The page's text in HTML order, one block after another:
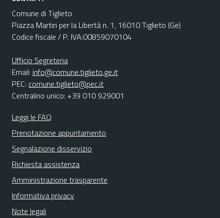
Comune di Tiglieto
Piazza Martiri per la Libertà n. 1, 16010 Tiglieto (Ge)
Codice fiscale / P. IVA:00859070104
Ufficio Segreteria
Email: info@comune.tiglieto.ge.it
PEC: comune.tiglieto@pec.it
Centralino unico: +39 010 929001
Leggi le FAQ
Prenotazione appuntamento
Segnalazione disservizio
Richiesta assistenza
Amministrazione trasparente
Informativa privacy
Note legali